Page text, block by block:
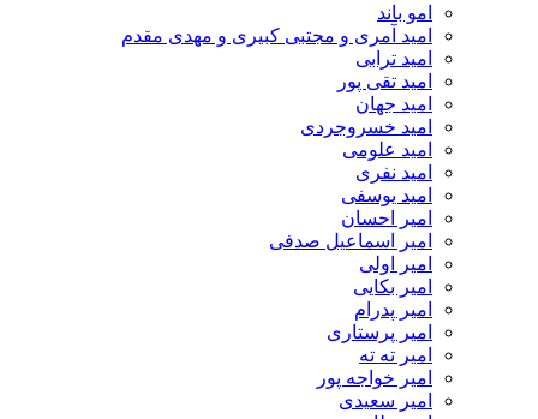
امو باند
امید آمری و مجتبی کبیری و مهدى مقدم
امید ترابی
امید تقی پور
امید جهان
امید خسروجردی
امید علومی
امید نفری
امید یوسفی
امیر احسان
امیر اسماعیل صدفی
امیر اولی
امیر بکایی
امیر پدرام
امیر پرستاری
امیر ته ته
امیر خواجه پور
امیر سعیدی